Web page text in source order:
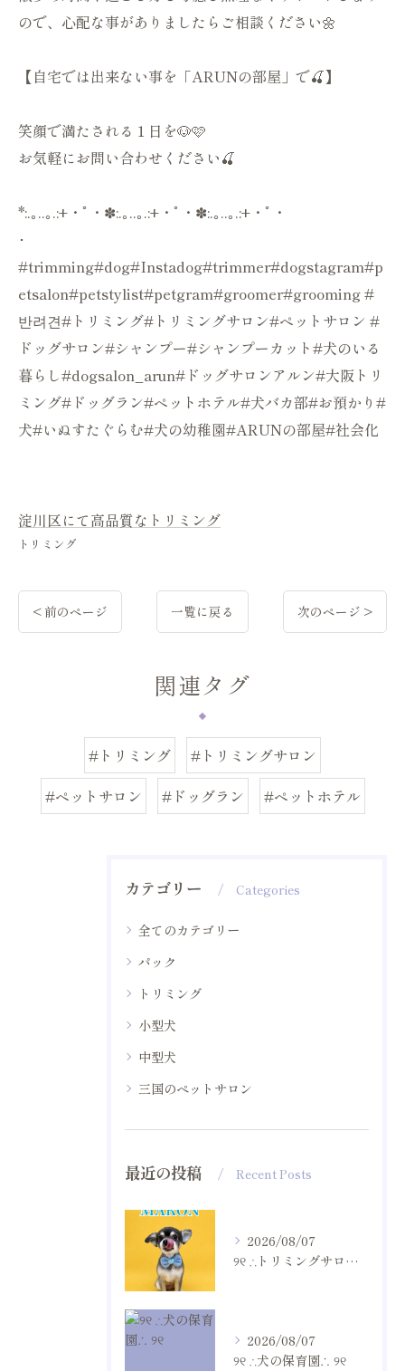
ので、心配な事がありましたらご相談ください🌼
【自宅では出来ない事を「ARUNの部屋」で🍒】
笑顔で満たされる１日を🐶🩷
お気軽にお問い合わせください🍒
*:.｡..｡.:+・ﾟ・✽:.｡..｡.:+・ﾟ・✽:.｡..｡.:+・ﾟ・
･
#trimming#dog#Instadog#trimmer#dogstagram#p
etsalon#petstylist#petgram#groomer#grooming #
반려견#トリミング#トリミングサロン#ペットサロン #
ドッグサロン#シャンプー#シャンプーカット#犬のいる
暮らし#dogsalon_arun#ドッグサロンアルン#大阪トリ
ミング#ドッグラン#ペットホテル#犬バカ部#お預かり#
犬#いぬすたぐらむ#犬の幼稚園#ARUNの部屋#社会化
淀川区にて高品質なトリミング
トリミング
< 前のページ 一覧に戻る 次のページ >
関連タグ
#トリミング
#トリミングサロン
#ペットサロン
#ドッグラン #ペットホテル
カテゴリー Categories
全てのカテゴリー
パック
トリミング
小型犬
中型犬
三国のペットサロン
最近の投稿 Recent Posts
2026/08/07
୨୧ ∴トリミングサロン∴ ୨୧
2026/08/07
୨୧ ∴犬の保育園∴ ୨୧